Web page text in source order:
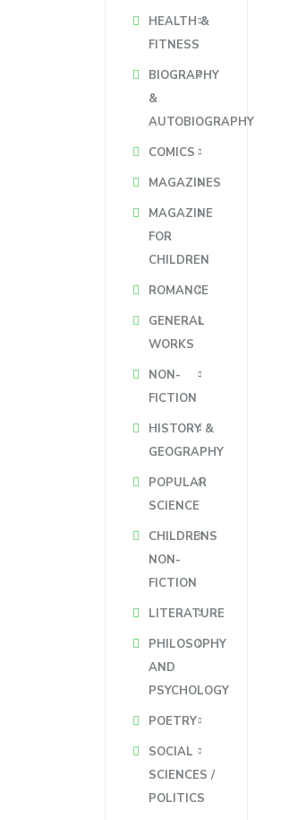
HEALTH &
FITNESS
BIOGRAPHY
&
AUTOBIOGRAPHY
COMICS
MAGAZINES
MAGAZINE
FOR
CHILDREN
ROMANCE
GENERAL
WORKS
NON-
FICTION
HISTORY &
GEOGRAPHY
POPULAR
SCIENCE
CHILDRENS
NON-
FICTION
LITERATURE
PHILOSOPHY
AND
PSYCHOLOGY
POETRY
SOCIAL
SCIENCES /
POLITICS